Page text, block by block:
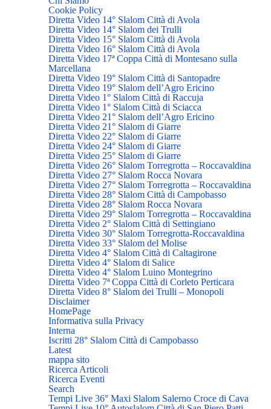
Cookie Policy
Diretta Video 14° Slalom Città di Avola
Diretta Video 14° Slalom dei Trulli
Diretta Video 15° Slalom Città di Avola
Diretta Video 16° Slalom Città di Avola
Diretta Video 17ª Coppa Città di Montesano sulla
Marcellana
Diretta Video 19° Slalom Città di Santopadre
Diretta Video 19° Slalom dell’Agro Ericino
Diretta Video 1° Slalom Città di Raccuja
Diretta Video 1° Slalom Città di Sciacca
Diretta Video 21° Slalom dell’Agro Ericino
Diretta Video 21° Slalom di Giarre
Diretta Video 22° Slalom di Giarre
Diretta Video 24° Slalom di Giarre
Diretta Video 25° Slalom di Giarre
Diretta Video 26° Slalom Torregrotta – Roccavaldina
Diretta Video 27° Slalom Rocca Novara
Diretta Video 27° Slalom Torregrotta – Roccavaldina
Diretta Video 28° Slalom Città di Campobasso
Diretta Video 28° Slalom Rocca Novara
Diretta Video 29° Slalom Torregrotta – Roccavaldina
Diretta Video 2° Slalom Città di Settingiano
Diretta Video 30° Slalom Torregrotta-Roccavaldina
Diretta Video 33° Slalom del Molise
Diretta Video 4° Slalom Città di Caltagirone
Diretta Video 4° Slalom di Salice
Diretta Video 4° Slalom Luino Montegrino
Diretta Video 7ª Coppa Città di Corleto Perticara
Diretta Video 8° Slalom dei Trulli – Monopoli
Disclaimer
HomePage
Informativa sulla Privacy
Interna
Iscritti 28° Slalom Città di Campobasso
Latest
mappa sito
Ricerca Articoli
Ricerca Eventi
Search
Tempi Live 36° Maxi Slalom Salerno Croce di Cava